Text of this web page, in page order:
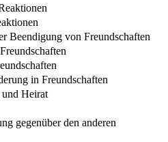
Beendigung von Freundschaften
in Freundschaften
Heirat
gegenüber den anderen